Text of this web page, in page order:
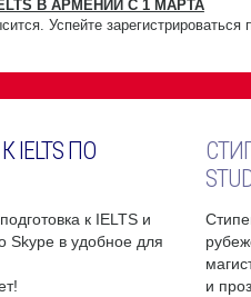
В АРМЕНИИ С 1 МАРТА
Успейте зарегистрироваться
IELTS ПО
к IELTS и
Skype в удобное для
и